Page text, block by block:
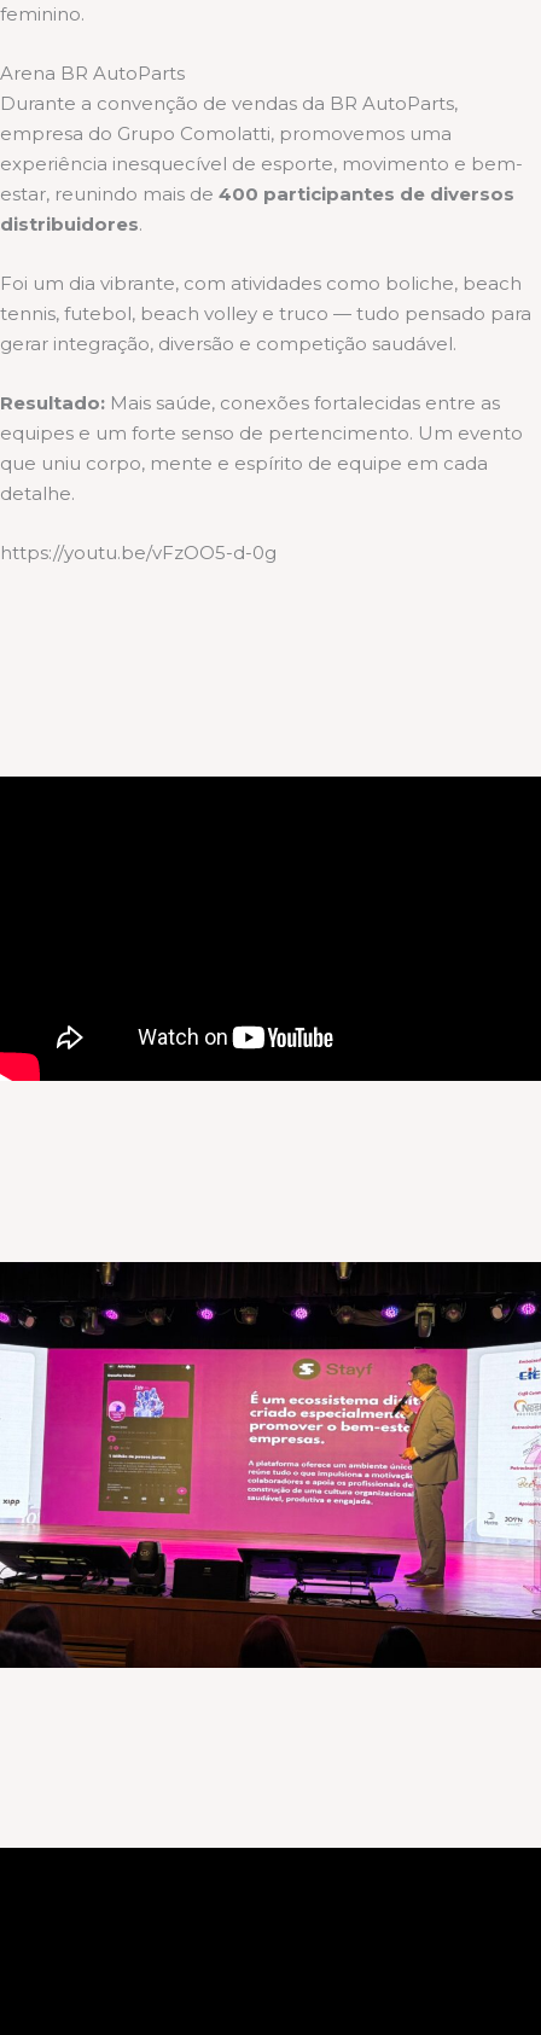
feminino.
Arena BR AutoParts
Durante a convenção de vendas da BR AutoParts,
empresa do Grupo Comolatti, promovemos uma
experiência inesquecível de esporte, movimento e bem-
estar, reunindo mais de 400 participantes de diversos
distribuidores.
Foi um dia vibrante, com atividades como boliche, beach
tennis, futebol, beach volley e truco — tudo pensado para
gerar integração, diversão e competição saudável.
Resultado: Mais saúde, conexões fortalecidas entre as
equipes e um forte senso de pertencimento. Um evento
que uniu corpo, mente e espírito de equipe em cada
detalhe.
https://youtu.be/vFzOO5-d-0g